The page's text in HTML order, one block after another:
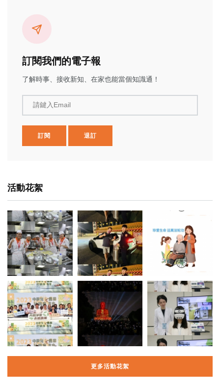
訂閱我們的電子報
了解時事、接收新知、在家也能當個知識通！
請鍵入Email
訂閱 退訂
活動花絮
更多活動花絮